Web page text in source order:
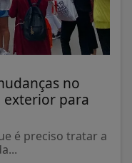
no
para
é preciso tratar a